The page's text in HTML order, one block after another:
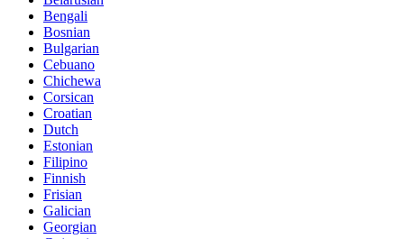
Bengali
Bosnian
Bulgarian
Cebuano
Chichewa
Corsican
Croatian
Dutch
Estonian
Filipino
Finnish
Frisian
Galician
Georgian